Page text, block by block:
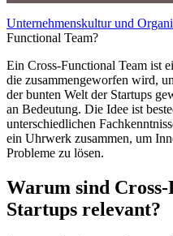
Unternehmenskultur und
Functional Team?
Ein Cross-Functional Team ist
die zusammengeworfen wird,
der bunten Welt der Startups
an Bedeutung. Die Idee ist
unterschiedlichen
ein Uhrwerk zusammen, um
Probleme zu lösen.
Warum sind
Startups relevant?